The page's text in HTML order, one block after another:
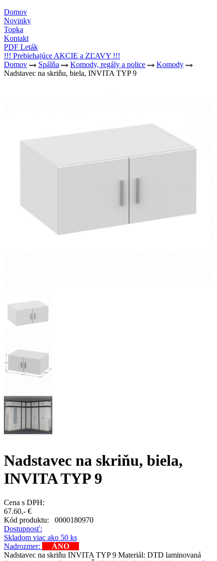
Domov
Novinky
Topka
Kontakt
PDF Leták
!!! Prebiehajúce AKCIE a ZĽAVY !!!
Domov
Spálňa Komody, regály a police
Komody
Nadstavec na skriňu, biela, INVITA TYP 9
Nadstavec na skriňu, biela,
INVITA TYP 9
Cena s DPH:
67.60,- €
Kód produktu: 0000180970
Dostupnosť:
Skladom viac ako 50 ks
Nadrozmer:
ÁNO
Nadstavec na skriňu INVITA TYP 9 Materiál: DTD laminovaná